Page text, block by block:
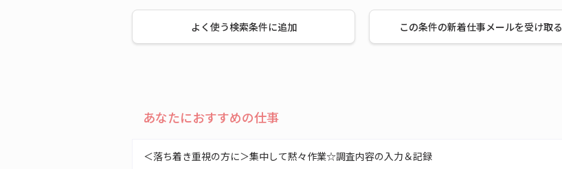
よく使う検索条件に追加 この条件の新着仕事メールを受け取る
あなたにおすすめの仕事
＜落ち着き重視の方に＞集中して黙々作業☆調査内容の入力＆記録